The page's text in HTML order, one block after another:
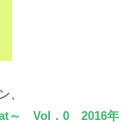
、
～ Vol．0 2016年